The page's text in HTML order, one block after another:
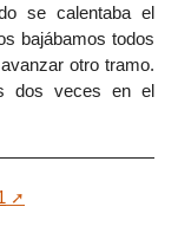
se calentaba el
bajábamos todos
otro tramo.
dos veces en el